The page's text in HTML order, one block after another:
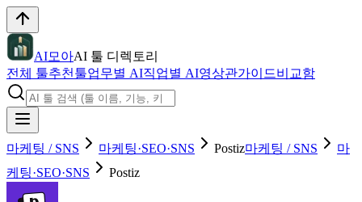
AI모아AI 툴 디렉토리
전체 툴추천툴업무별 AI직업별 AI영상관가이드비교함
마케팅 / SNS 마케팅·SEO·SNS Postiz마케팅 / SNS
마
케팅·SEO·SNS
Postiz